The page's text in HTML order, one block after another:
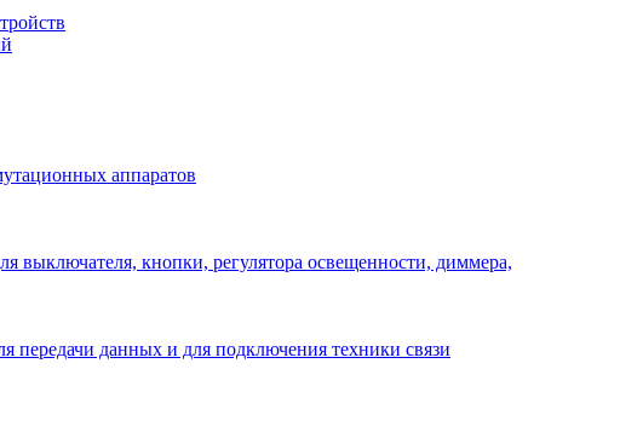
аппаратов
выключателя, кнопки, регулятора освещенности, диммера,
передачи данных и для подключения техники связи